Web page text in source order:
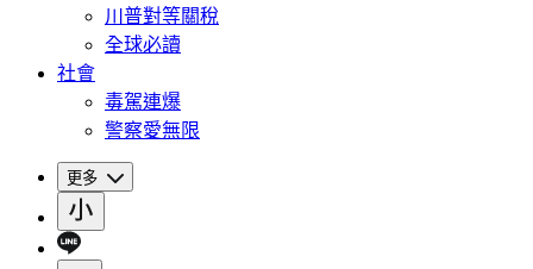
川普對等關稅
全球必讀
社會
毒駕連爆
警察愛無限
更多